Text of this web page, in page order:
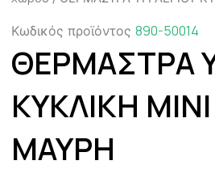
Κωδικός προϊόντος 890-50014
ΘΕΡΜΑΣΤΡΑ
ΚΥΚΛΙΚΗ MINI
ΜΑΥΡΗ